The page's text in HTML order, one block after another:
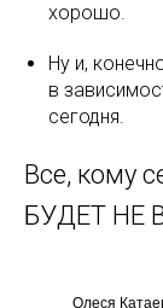
хорошо.
Ну и,
в
сегодня.
Все, кому
БУДЕТ НЕ
Олеся